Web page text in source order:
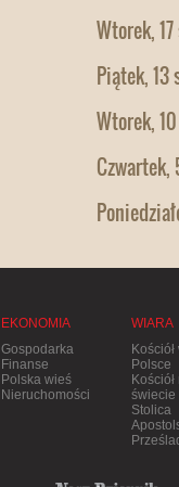
Wtorek,
Piątek, 13
Wtorek,
Czwartek,
EKONOMIA
Gospodarka
Finanse
Polska wieś
Nieruchomości
WIARA
Kościół
Polsce
Kościół
świecie
Stolica